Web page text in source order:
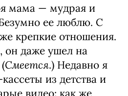
мама — мудрая и
ее люблю. С
крепкие отношения.
он даже ушел на
Смеется.) Недавно я
из детства и